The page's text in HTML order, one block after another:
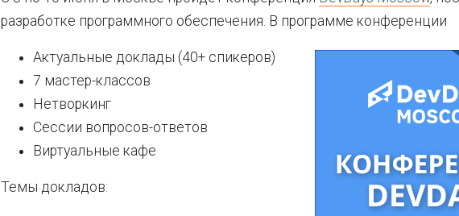
разработке программного обеспечения. В программе конференции
Актуальные доклады (40+ спикеров)
7 мастер-классов
Нетворкинг
Сессии вопросов-ответов
Виртуальные кафе
Темы докладов: